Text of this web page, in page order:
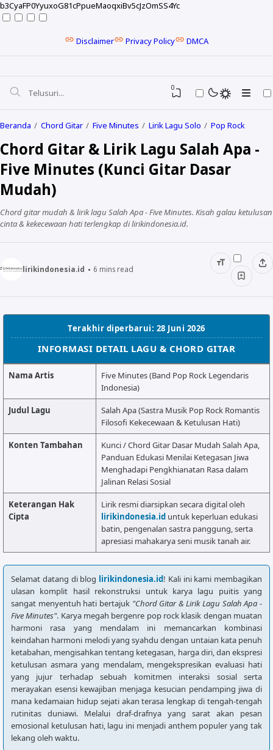
b3CyaFP0YyuxoG81cPpueMaoqxiBv5cJzOmSS4Yc
Disclaimer Privacy Policy DMCA
NISA SABYAN
0
Beranda Chord Gitar Five Minutes Lirik Lagu Solo Pop Rock
Chord Gitar & Lirik Lagu Salah Apa -
Five Minutes (Kunci Gitar Dasar
Mudah)
Chord gitar mudah & lirik lagu Salah Apa - Five Minutes. Kisah galau ketulusan
cinta & kekecewaan hati terlengkap di lirikindonesia.id.
lirikindonesia.id 6 mins read
Terakhir diperbarui: 28 Juni 2026
INFORMASI DETAIL LAGU & CHORD GITAR
Nama Artis
Five Minutes (Band Pop Rock Legendaris
Indonesia)
Judul Lagu
Salah Apa (Sastra Musik Pop Rock Romantis
Filosofi Kekecewaan & Ketulusan Hati)
Konten Tambahan
Kunci / Chord Gitar Dasar Mudah Salah Apa,
Panduan Edukasi Menilai Ketegasan Jiwa
Menghadapi Pengkhianatan Rasa dalam
Jalinan Relasi Sosial
Keterangan Hak
Cipta
Lirik resmi diarsipkan secara digital oleh
lirikindonesia.id untuk keperluan edukasi
batin, pengenalan sastra panggung, serta
apresiasi mahakarya seni musik tanah air.
Selamat datang di blog lirikindonesia.id! Kali ini kami membagikan
ulasan komplit hasil rekonstruksi untuk karya lagu puitis yang
sangat menyentuh hati bertajuk "Chord Gitar & Lirik Lagu Salah Apa -
Five Minutes". Karya megah bergenre pop rock klasik dengan muatan
harmoni rasa yang mendalam ini memancarkan kombinasi
keindahan harmoni melodi yang syahdu dengan untaian kata penuh
ketabahan, mengisahkan tentang ketegasan, harga diri, dan ekspresi
ketulusan asmara yang mendalam, mengekspresikan evaluasi hati
yang jujur terhadap sebuah komitmen interaksi sosial serta
merayakan esensi kewajiban menjaga kesucian pendamping jiwa di
mana kedamaian hidup sejati akan terasa lengkap di tengah-tengah
rutinitas duniawi. Melalui draf-drafnya yang sarat akan pesan
emosional ketulusan hati, lagu ini menjadi anthem populer yang tak
lekang oleh waktu.